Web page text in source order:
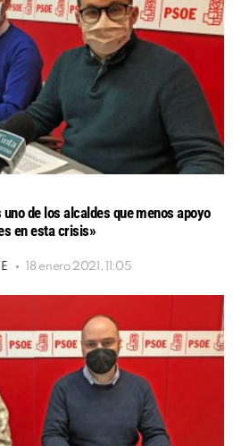
de los alcaldes que menos apoyo
en esta crisis»
18 enero 2021, 11:05